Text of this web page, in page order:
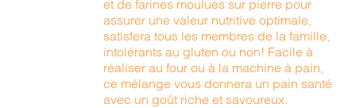
et de farines moulues sur pierre pour
assurer une valeur nutritive optimale,
satisfera tous les membres de la famille,
intolérants au gluten ou non! Facile à
réaliser au four ou à la machine à pain,
ce mélange vous donnera un pain santé
avec un goût riche et savoureux.